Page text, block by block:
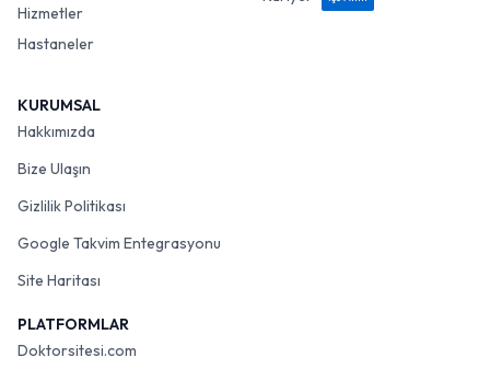
Hizmetler
Hastaneler
KURUMSAL
Hakkımızda
Bize Ulaşın
Gizlilik Politikası
Google Takvim Entegrasyonu
Site Haritası
PLATFORMLAR
Doktorsitesi.com